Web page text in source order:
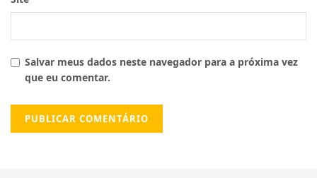
Salvar meus dados neste navegador para a próxima vez
que eu comentar.